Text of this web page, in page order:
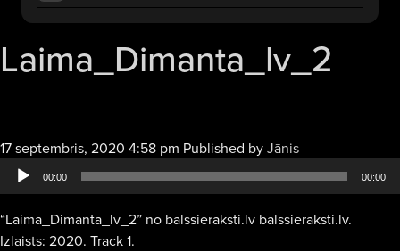
Laima_Dimanta_lv_2
17 septembris, 2020 4:58 pm Published byJānisAudio
atskaņotājs
00:00 00:00
“Laima_Dimanta_lv_2” no balssieraksti.lv balssieraksti.lv.
Izlaists: 2020. Track 1.